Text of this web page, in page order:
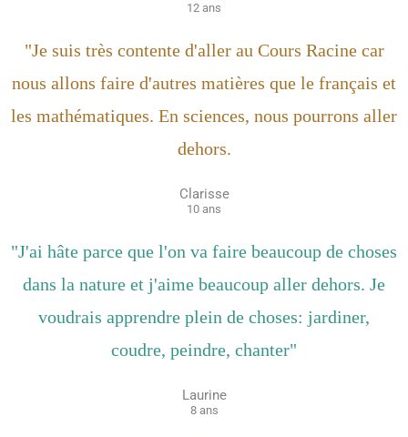
12 ans
"Je suis très contente d'aller au Cours Racine car
nous allons faire d'autres matières que le français et
les mathématiques. En sciences, nous pourrons aller
dehors.
Clarisse
10 ans
"J'ai hâte parce que l'on va faire beaucoup de choses
dans la nature et j'aime beaucoup aller dehors. Je
voudrais apprendre plein de choses: jardiner,
coudre, peindre, chanter"
Laurine
8 ans